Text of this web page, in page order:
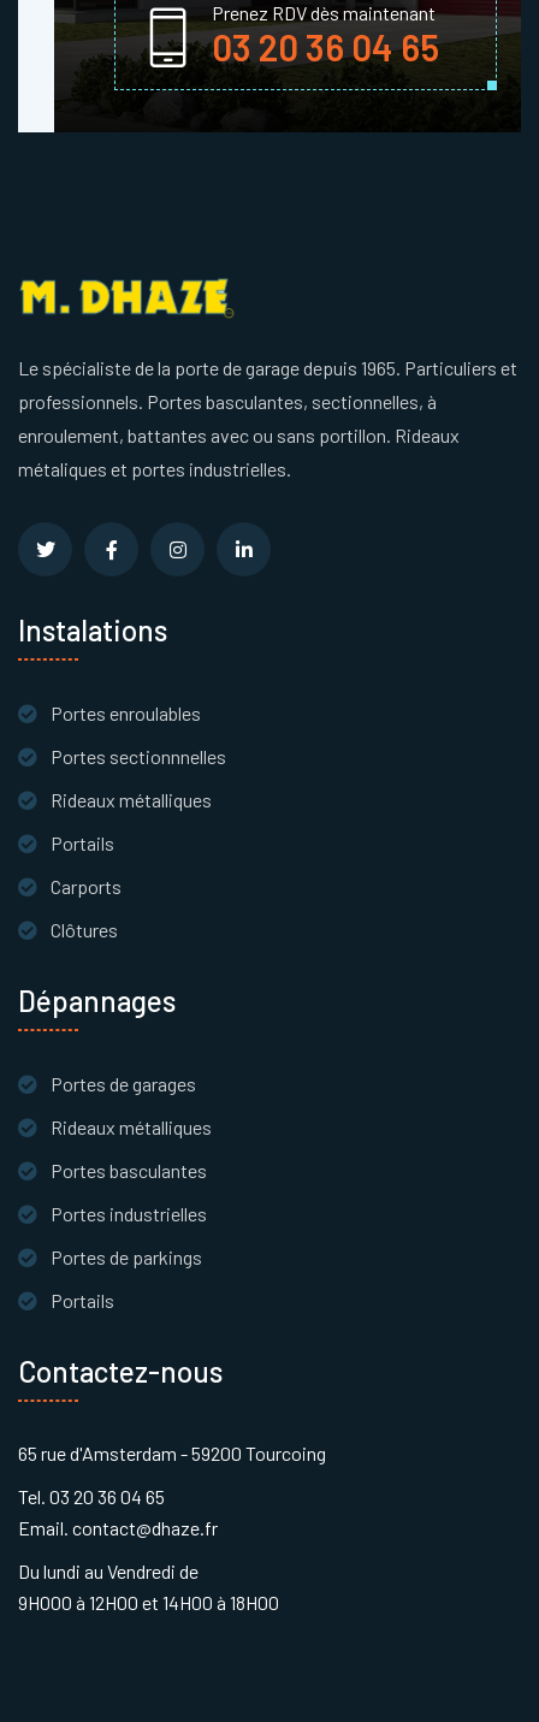
Prenez RDV dès maintenant
03 20 36 04 65
Le spécialiste de la porte de garage depuis 1965. Particuliers et
professionnels. Portes basculantes, sectionnelles, à
enroulement, battantes avec ou sans portillon. Rideaux
métaliques et portes industrielles.
Instalations
Portes enroulables
Portes sectionnnelles
Rideaux métalliques
Portails
Carports
Clôtures
Dépannages
Portes de garages
Rideaux métalliques
Portes basculantes
Portes industrielles
Portes de parkings
Portails
Contactez-nous
65 rue d'Amsterdam - 59200 Tourcoing
Tel. 03 20 36 04 65
Email. contact@dhaze.fr
Du lundi au Vendredi de
9H000 à 12H00 et 14H00 à 18H00